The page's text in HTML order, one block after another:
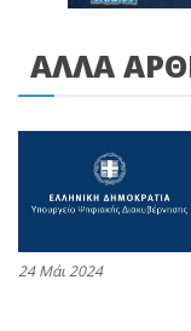
ΑΛΛΑ
24 Μάι 2024